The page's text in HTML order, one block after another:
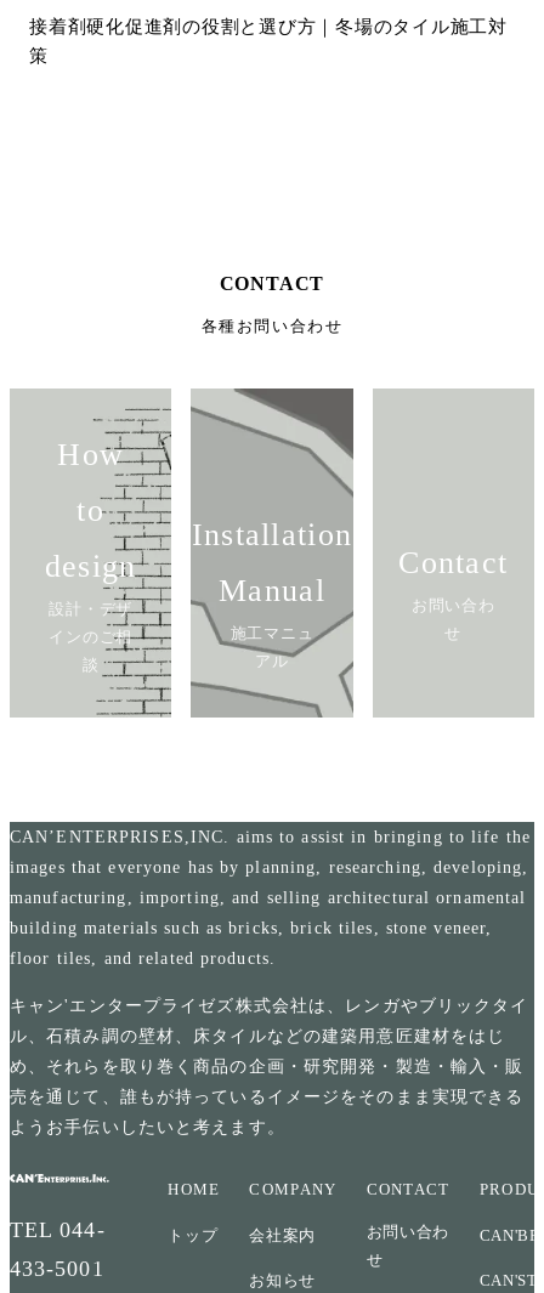
接着剤硬化促進剤の役割と選び方｜冬場のタイル施工対
策
CONTACT
各種お問い合わせ
How
to
design
設計・デザ
インのご相
談
Installation
Manual
施工マニュ
アル
Contact
お問い合わ
せ
CAN’ENTERPRISES,INC. aims to assist in bringing to life the
images that everyone has by planning, researching, developing,
manufacturing, importing, and selling architectural ornamental
building materials such as bricks, brick tiles, stone veneer,
floor tiles, and related products.
キャン'エンタープライゼズ株式会社は、レンガやブリックタイ
ル、石積み調の壁材、床タイルなどの建築用意匠建材をはじ
め、それらを取り巻く商品の企画・研究開発・製造・輸入・販
売を通じて、誰もが持っているイメージをそのまま実現できる
ようお手伝いしたいと考えます。
TEL044-
433-5001
HOME
トップ
COMPANY
会社案内
お知らせ
CONTACT
お問い合わ
せ